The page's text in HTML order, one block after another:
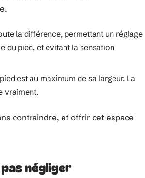
la différence, permettant un réglage
du pied, et évitant la sensation
est au maximum de sa largeur. La
vraiment.
contraindre, et offrir cet espace
négliger